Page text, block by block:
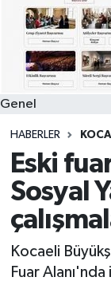
Genel
HABERLER
Eski
Sosyal
Kocaeli
Fuar